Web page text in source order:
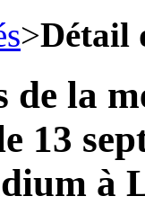
>Détail
de la
13
à